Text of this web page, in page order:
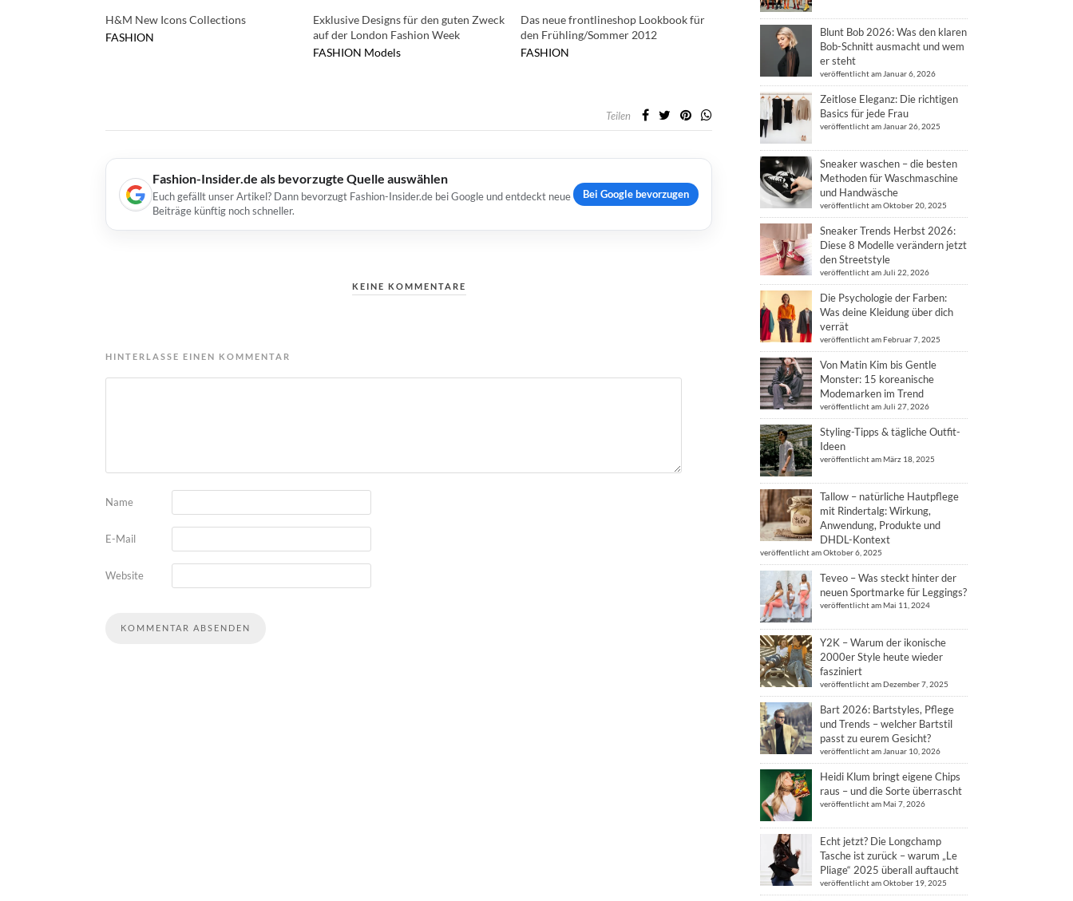
H&M New Icons Collections
FASHION
Exklusive Designs für den guten Zweck
auf der London Fashion Week
FASHION Models
Das neue frontlineshop Lookbook für
den Frühling/Sommer 2012
FASHION
Teilen
Fashion-Insider.de als bevorzugte Quelle auswählen
Euch gefällt unser Artikel? Dann bevorzugt Fashion-Insider.de bei Google und entdeckt neue
Beiträge künftig noch schneller.
Bei Google bevorzugen
KEINE KOMMENTARE
HINTERLASSE EINEN KOMMENTAR
Name
E-Mail
Website
Blunt Bob 2026: Was den klaren
Bob-Schnitt ausmacht und wem
er steht
veröffentlicht am Januar 6, 2026
Zeitlose Eleganz: Die richtigen
Basics für jede Frau
veröffentlicht am Januar 26, 2025
Sneaker waschen – die besten
Methoden für Waschmaschine
und Handwäsche
veröffentlicht am Oktober 20, 2025
Sneaker Trends Herbst 2026:
Diese 8 Modelle verändern jetzt
den Streetstyle
veröffentlicht am Juli 22, 2026
Die Psychologie der Farben:
Was deine Kleidung über dich
verrät
veröffentlicht am Februar 7, 2025
Von Matin Kim bis Gentle
Monster: 15 koreanische
Modemarken im Trend
veröffentlicht am Juli 27, 2026
Styling-Tipps & tägliche Outfit-
Ideen
veröffentlicht am März 18, 2025
Tallow – natürliche Hautpflege
mit Rindertalg: Wirkung,
Anwendung, Produkte und
DHDL-Kontext
veröffentlicht am Oktober 6, 2025
Teveo – Was steckt hinter der
neuen Sportmarke für Leggings?
veröffentlicht am Mai 11, 2024
Y2K – Warum der ikonische
2000er Style heute wieder
fasziniert
veröffentlicht am Dezember 7, 2025
Bart 2026: Bartstyles, Pflege
und Trends – welcher Bartstil
passt zu eurem Gesicht?
veröffentlicht am Januar 10, 2026
Heidi Klum bringt eigene Chips
raus – und die Sorte überrascht
veröffentlicht am Mai 7, 2026
Echt jetzt? Die Longchamp
Tasche ist zurück – warum „Le
Pliage“ 2025 überall auftaucht
veröffentlicht am Oktober 19, 2025